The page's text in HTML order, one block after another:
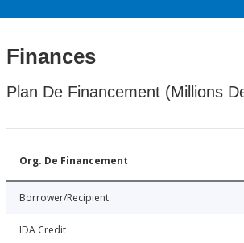
Finances
Plan De Financement (Millions
Org. De Financement
Borrower/Recipient
IDA Credit